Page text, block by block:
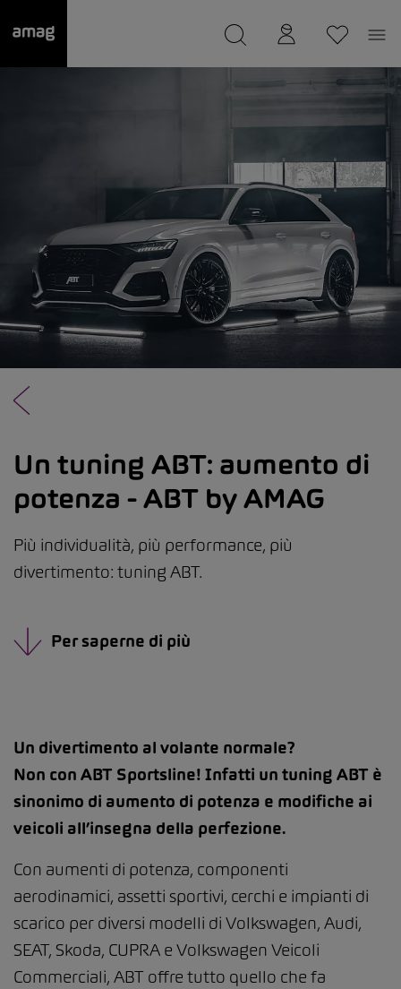
Il suo garage è stato salvato
Un tuning ABT: aumento di
potenza - ABT by AMAG
Più individualità, più performance, più
divertimento: tuning ABT.
Per saperne di più
Un divertimento al volante normale?
Non con ABT Sportsline! Infatti un tuning ABT è
sinonimo di aumento di potenza e modifiche ai
veicoli all’insegna della perfezione.
Con aumenti di potenza, componenti
aerodinamici, assetti sportivi, cerchi e impianti di
scarico per diversi modelli di Volkswagen, Audi,
SEAT, Skoda, CUPRA e Volkswagen Veicoli
Commerciali, ABT offre tutto quello che fa